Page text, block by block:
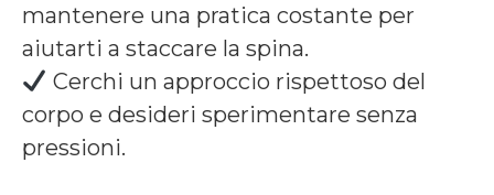
mantenere una pratica costante per
aiutarti a staccare la spina.
Cerchi un approccio rispettoso del
corpo e desideri sperimentare senza
pressioni.